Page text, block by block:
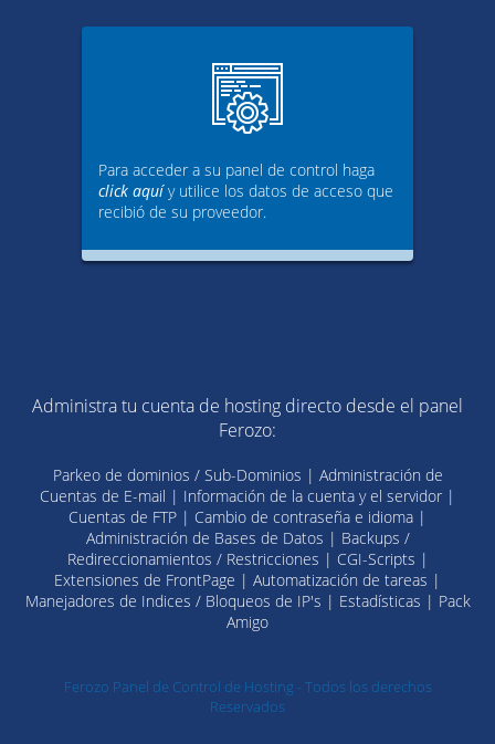
Para acceder a su panel de control haga
click aquíy utilice los datos de acceso que
recibió de su proveedor.
Administra tu cuenta de hosting directo desde el panel
Ferozo:
Parkeo de dominios / Sub-Dominios | Administración de
Cuentas de E-mail | Información de la cuenta y el servidor |
Cuentas de FTP | Cambio de contraseña e idioma |
Administración de Bases de Datos | Backups /
Redireccionamientos / Restricciones | CGI-Scripts |
Extensiones de FrontPage | Automatización de tareas |
Manejadores de Indices / Bloqueos de IP's | Estadísticas | Pack
Amigo
Ferozo Panel de Control de Hosting - Todos los derechos
Reservados